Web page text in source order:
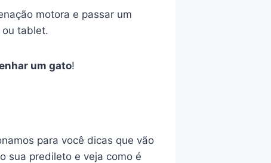
motora e passar um
ou tablet.
um gato!
para você dicas que vão
sua predileto e veja como é